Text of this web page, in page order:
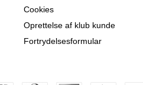
Cookies
Oprettelse af klub kunde
Fortrydelsesformular